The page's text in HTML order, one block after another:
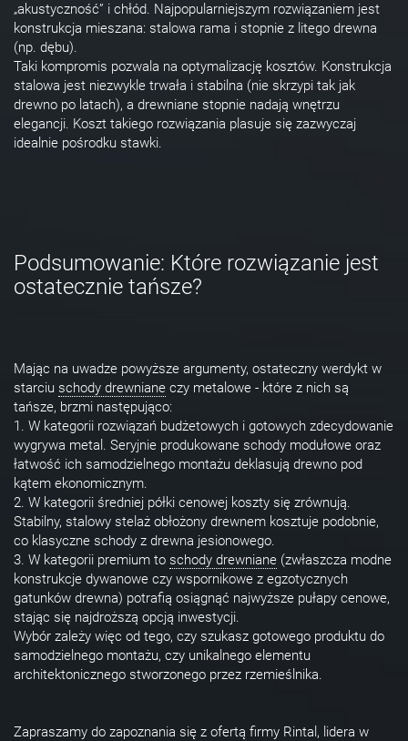
„akustyczność” i chłód. Najpopularniejszym rozwiązaniem jest
konstrukcja mieszana: stalowa rama i stopnie z litego drewna
(np. dębu).
Taki kompromis pozwala na optymalizację kosztów. Konstrukcja
stalowa jest niezwykle trwała i stabilna (nie skrzypi tak jak
drewno po latach), a drewniane stopnie nadają wnętrzu
elegancji. Koszt takiego rozwiązania plasuje się zazwyczaj
idealnie pośrodku stawki.
Podsumowanie: Które rozwiązanie jest
ostatecznie tańsze?
Mając na uwadze powyższe argumenty, ostateczny werdykt w
starciu schody drewniane czy metalowe - które z nich są
tańsze, brzmi następująco:
1. W kategorii rozwiązań budżetowych i gotowych zdecydowanie
wygrywa metal. Seryjnie produkowane schody modułowe oraz
łatwość ich samodzielnego montażu deklasują drewno pod
kątem ekonomicznym.
2. W kategorii średniej półki cenowej koszty się zrównują.
Stabilny, stalowy stelaż obłożony drewnem kosztuje podobnie,
co klasyczne schody z drewna jesionowego.
3. W kategorii premium to schody drewniane (zwłaszcza modne
konstrukcje dywanowe czy wspornikowe z egzotycznych
gatunków drewna) potrafią osiągnąć najwyższe pułapy cenowe,
stając się najdroższą opcją inwestycji.
Wybór zależy więc od tego, czy szukasz gotowego produktu do
samodzielnego montażu, czy unikalnego elementu
architektonicznego stworzonego przez rzemieślnika.
Zapraszamy do zapoznania się z ofertą firmy Rintal, lidera w